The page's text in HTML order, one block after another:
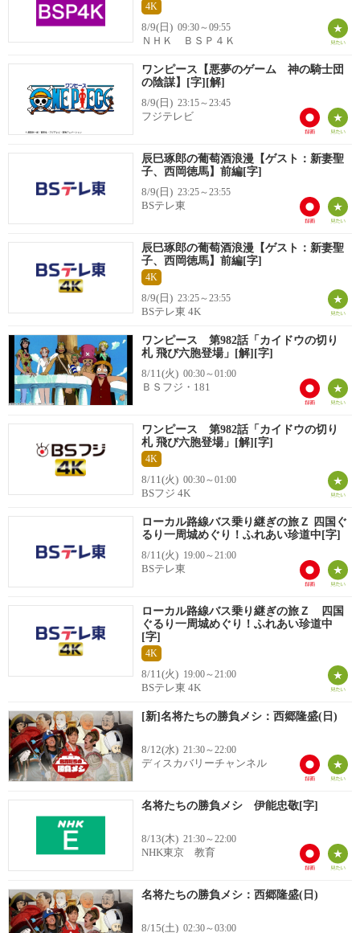
4K
8/9(日) 09:30～09:55
ＮＨＫ ＢＳＰ４Ｋ
ワンピース【悪夢のゲーム 神の騎士団
の陰謀】[字][解]
8/9(日) 23:15～23:45
フジテレビ
辰巳琢郎の葡萄酒浪漫【ゲスト：新妻聖
子、西岡徳馬】前編[字]
8/9(日) 23:25～23:55
BSテレ東
辰巳琢郎の葡萄酒浪漫【ゲスト：新妻聖
子、西岡徳馬】前編[字]
4K
8/9(日) 23:25～23:55
BSテレ東 4K
ワンピース 第982話「カイドウの切り
札 飛び六胞登場」[解][字]
8/11(火) 00:30～01:00
ＢＳフジ・181
ワンピース 第982話「カイドウの切り
札 飛び六胞登場」[解][字]
4K
8/11(火) 00:30～01:00
BSフジ 4K
ローカル路線バス乗り継ぎの旅Ｚ 四国ぐ
るり一周城めぐり！ふれあい珍道中[字]
8/11(火) 19:00～21:00
BSテレ東
ローカル路線バス乗り継ぎの旅Ｚ 四国
ぐるり一周城めぐり！ふれあい珍道中
[字]
4K
8/11(火) 19:00～21:00
BSテレ東 4K
[新]名将たちの勝負メシ：西郷隆盛(日)
8/12(水) 21:30～22:00
ディスカバリーチャンネル
名将たちの勝負メシ 伊能忠敬[字]
8/13(木) 21:30～22:00
NHK東京 教育
名将たちの勝負メシ：西郷隆盛(日)
8/15(土) 02:30～03:00